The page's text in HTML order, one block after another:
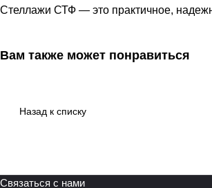
Стеллажи СТФ — это практичное,
Вам также может понравиться
Назад к списку
Связаться с нами